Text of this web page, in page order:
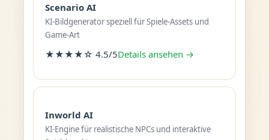
Scenario AI
KI-Bildgenerator speziell für Spiele-Assets und
Game-Art
★★★★☆ 4.5/5Details ansehen →
Inworld AI
KI-Engine für realistische NPCs und interaktive